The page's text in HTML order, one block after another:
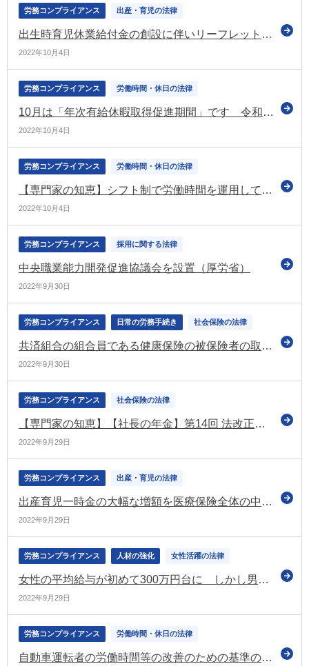
労務コンプライアンス 出産・育児の法律
出生時育児休業給付金の創設に伴いリーフレットを更新（厚労省）
2022年10月4日
労務コンプライアンス 労働時間・休日の法律
10月は「年次有給休暇取得促進期間」です 令和4年度の実施に向けて改めて周知（厚労省）
2022年10月4日
労務コンプライアンス 労働時間・休日の法律
【専門家の知恵】シフト制で労働時間を運用している場合は要注意！労働トラブルを避けるために必要なこと
2022年10月4日
労務コンプライアンス 採用に関する法律
中央職業能力開発促進協議会を設置（厚労省）
2022年9月30日
労務コンプライアンス 日常の労務手続き 社会保険の法律
共済組合の組合員である健康保険の被保険者の取扱いの改正に伴う健保則等の改正について通達（厚労省）
2022年9月30日
労務コンプライアンス 社会保険の法律
【専門家の知恵】【社長の年金】第14回 法改正で経営者の年金が倍増に!? 2022年4月改正の年金の繰下げ受給制度
2022年9月29日
労務コンプライアンス 出産・育児の法律
出産育児一時金の大幅な増額を医療保険全体の中で支え合う 全世代型社会保障構築会議において検討へ
2022年9月29日
労務コンプライアンス 人材の強化 女性活躍の法律
女性の平均給与が初めて300万円台に しかし男女格差は依然大きい（国税庁の調査）
2022年9月29日
労務コンプライアンス 労働時間・休日の法律
自動車運転者の労働時間等の改善のための基準の在り方について（専門委員会が労政審の労働条件分科会に報告）